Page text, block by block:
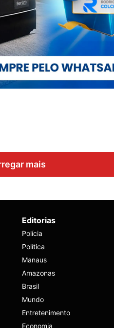
mais
Editorias
Polícia
Política
Manaus
Amazonas
Brasil
Mundo
Entretenimento
Economia